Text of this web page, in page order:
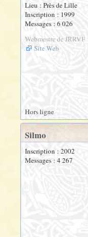
Lieu : Près de Lille
Inscription : 1999
Messages : 6 026
Webmestre de JRRVF
Site Web
Hors ligne
Silmo
Inscription : 2002
Messages : 4 267